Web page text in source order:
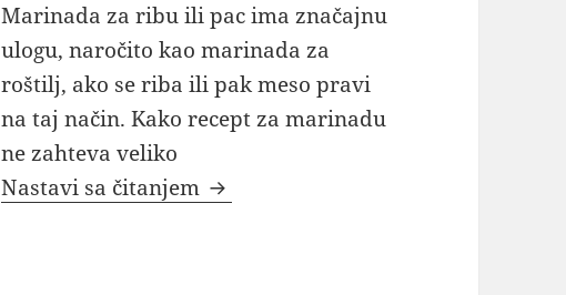
Marinada za ribu ili pac ima značajnu
ulogu, naročito kao marinada za
roštilj, ako se riba ili pak meso pravi
na taj način. Kako recept za marinadu
ne zahteva veliko
Nastavi sa čitanjem Marinada za ribu kako se pravi